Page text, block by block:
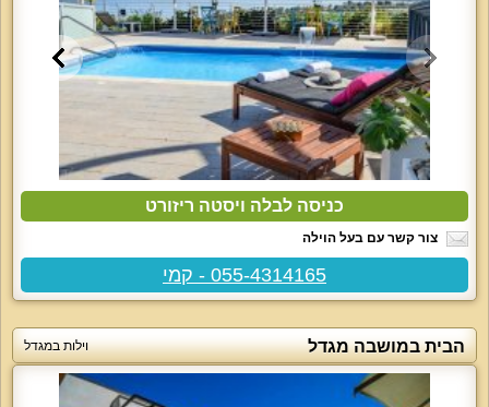
כניסה לבלה ויסטה ריזורט
צור קשר עם בעל הוילה
055-4314165 - קמי
הבית במושבה מגדל וילות במגדל